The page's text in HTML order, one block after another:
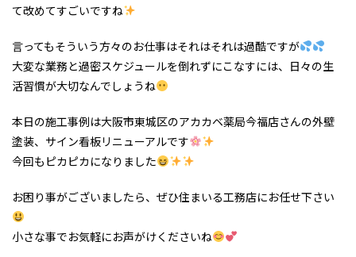
て改めてすごいですね
言ってもそういう方々のお仕事はそれはそれは過酷ですが
大変な業務と過密スケジュールを倒れずにこなすには、日々の生
活習慣が大切なんでしょうね
本日の施工事例は大阪市東城区のアカカベ薬局今福店さんの外壁
塗装、サイン看板リニューアルです
今回もピカピカになりました
お困り事がございましたら、ぜひ住まいる工務店にお任せ下さい
小さな事でお気軽にお声がけくださいね